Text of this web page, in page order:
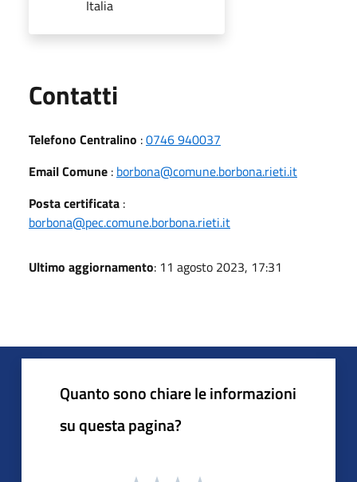
Italia
Contatti
Telefono Centralino :0746 940037
Email Comune : borbona@comune.borbona.rieti.it
Posta certificata :
borbona@pec.comune.borbona.rieti.it
Ultimo aggiornamento: 11 agosto 2023, 17:31
Quanto sono chiare le informazioni
su questa pagina?